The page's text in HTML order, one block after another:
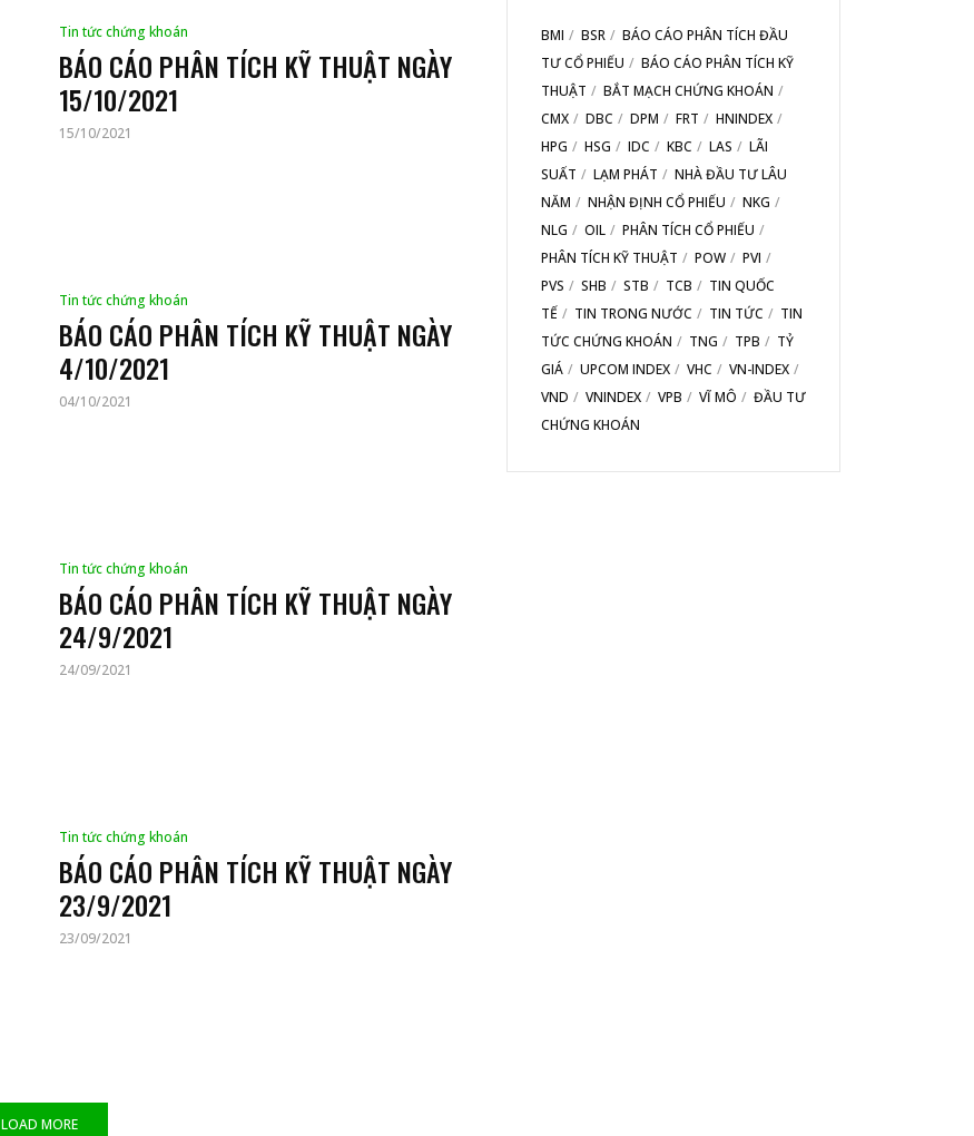
Tin tức chứng khoán
BÁO CÁO PHÂN TÍCH KỸ THUẬT NGÀY
15/10/2021
15/10/2021
Tin tức chứng khoán
BÁO CÁO PHÂN TÍCH KỸ THUẬT NGÀY
4/10/2021
04/10/2021
Tin tức chứng khoán
BÁO CÁO PHÂN TÍCH KỸ THUẬT NGÀY
24/9/2021
24/09/2021
Tin tức chứng khoán
BÁO CÁO PHÂN TÍCH KỸ THUẬT NGÀY
23/9/2021
23/09/2021
LOAD MORE
BMI BSR
BÁO CÁO PHÂN TÍCH ĐẦU
TƯ CỔ PHIẾU
BÁO CÁO PHÂN TÍCH KỸ
THUẬT
BẮT MẠCH CHỨNG KHOÁN
CMX
DBC DPM FRT
HNINDEX
HPG
HSG IDC KBC LAS
LÃI
SUẤT
LẠM PHÁT
NHÀ ĐẦU TƯ LÂU
NĂM
NHẬN ĐỊNH CỔ PHIẾU
NKG
NLG
OIL
PHÂN TÍCH CỔ PHIẾU
PHÂN TÍCH KỸ THUẬT
POW
PVI
PVS
SHB STB TCB
TIN QUỐC
TẾ
TIN TRONG NƯỚC TIN TỨC
TIN
TỨC CHỨNG KHOÁN
TNG TPB
TỶ
GIÁ
UPCOM INDEX VHC
VN-INDEX
VND
VNINDEX VPB VĨ MÔ
ĐẦU TƯ
CHỨNG KHOÁN